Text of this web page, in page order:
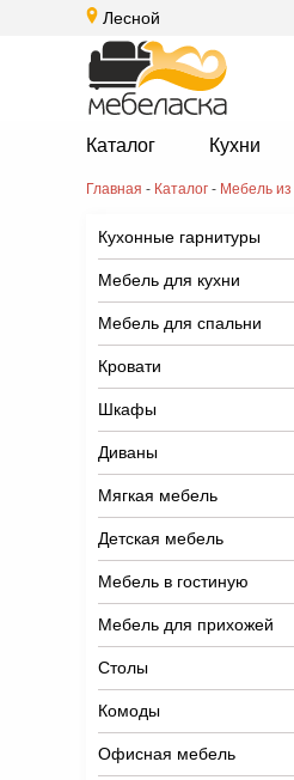
Лесной
Каталог Кухни
Главная - Каталог - Мебель из
Кухонные гарнитуры
Мебель для кухни
Мебель для спальни
Кровати
Шкафы
Диваны
Мягкая мебель
Детская мебель
Мебель в гостиную
Мебель для прихожей
Столы
Комоды
Офисная мебель